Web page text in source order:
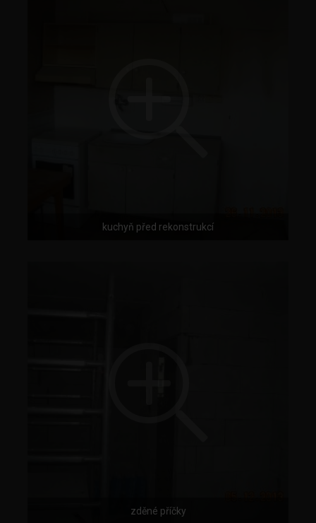
kuchyň před rekonstrukcí
zděné příčky